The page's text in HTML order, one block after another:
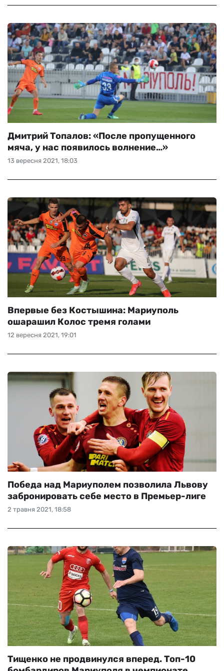
13 вересня 2021, 18:03
Дмитрий Топалов: «После пропущенного
мяча, у нас появилось волнение…»
12 вересня 2021, 19:01
Впервые без Костышина: Мариуполь
ошарашил Колос тремя голами
2 травня 2021, 18:58
Победа над Мариуполем позволила Львову
забронировать себе место в Премьер-лиге
Тищенко не продвинулся вперед. Топ-10